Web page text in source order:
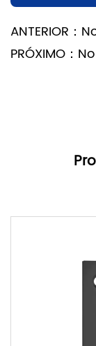
ANTERIOR
PRÓXIMO：